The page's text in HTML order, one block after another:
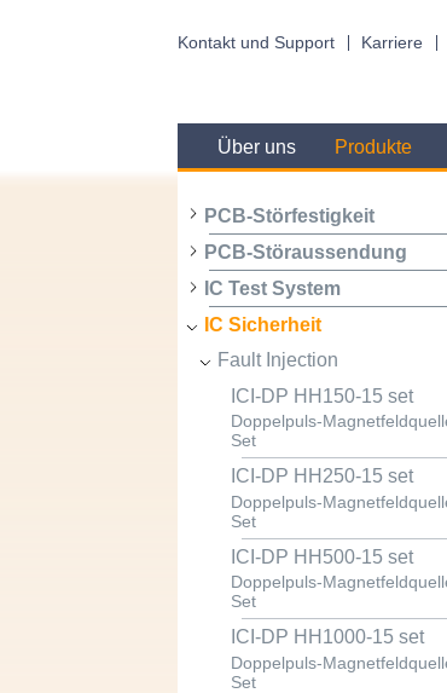
Kontakt und Support Karriere
Über uns Produkte
PCB-Störfestigkeit
PCB-Störaussendung
IC Test System
IC Sicherheit
Fault Injection
ICI-DP HH150-15 set
Doppelpuls-
Set
ICI-DP HH250-15 set
Doppelpuls-
Set
ICI-DP HH500-15 set
Doppelpuls-
Set
ICI-DP HH1000-15 set
Doppelpuls-
Set